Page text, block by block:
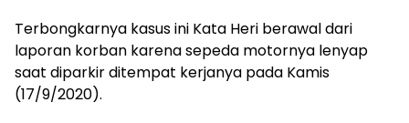
Terbongkarnya kasus ini Kata Heri berawal dari
laporan korban karena sepeda motornya lenyap
saat diparkir ditempat kerjanya pada Kamis
(17/9/2020).